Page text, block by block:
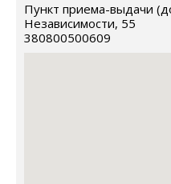
Пункт приема-выдачи
Независимости, 55
380800500609